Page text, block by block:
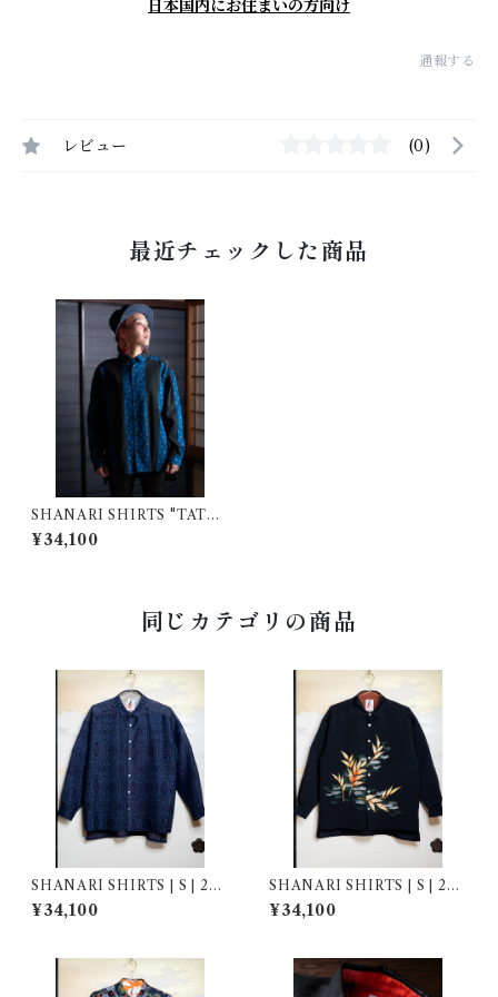
日本国内にお住まいの方向け
通報する
レビュー (0)
最近チェックした商品
SHANARI SHIRTS "TATEJ
IMA" | S |241021
¥34,100
同じカテゴリの商品
SHANARI SHIRTS | S | 262
039
¥34,100
SHANARI SHIRTS | S | 262
036
¥34,100